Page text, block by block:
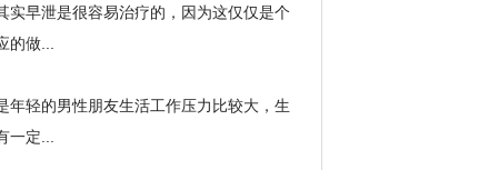
实早泄是很容易治疗的，因为这仅仅是个
做...
轻的男性朋友生活工作压力比较大，生
定...